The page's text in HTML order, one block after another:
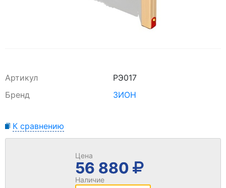
Артикул
РЭ017
Бренд
ЗИОН
К сравнению
Цена
56 880
Наличие